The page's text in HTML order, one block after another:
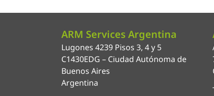
ARM Services Argentina
Lugones 4239 Pisos 3, 4 y 5
C1430EDG – Ciudad Autónoma de
Buenos Aires
Argentina